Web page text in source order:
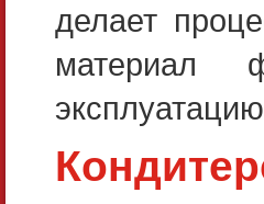
делает
материал